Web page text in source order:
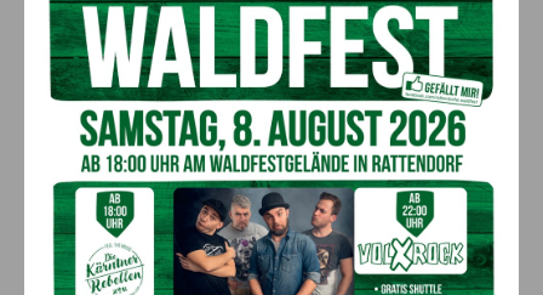
Kärnten als Vorreiter bei
erneuerbarer Energie
Kärnten erzeuge schon jetzt 100 % des Strombedarfs aus
erneuerbarer Energie und 60 Prozent des gesamten
Endenergieverbrauches. „In Wien sind es nur 10,3 % und wir
liegen auch besser als sämtliche andere Bundesländer.
Kärnten hat damit auch das EU-Ziel, den Anteil Erneuerbarer